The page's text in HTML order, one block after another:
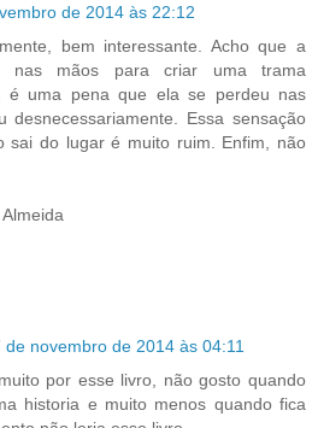
de 2014 às 22:12
bem interessante. Acho que a
nas mãos para criar uma trama
é uma pena que ela se perdeu nas
desnecessariamente. Essa sensação
sai do lugar é muito ruim. Enfim, não
de novembro de 2014 às 04:11
por esse livro, não gosto quando
historia e muito menos quando fica